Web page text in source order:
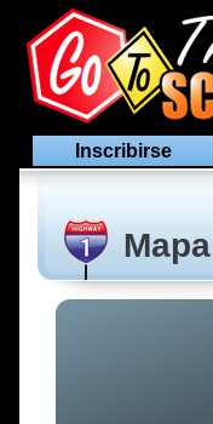
Inscribirse